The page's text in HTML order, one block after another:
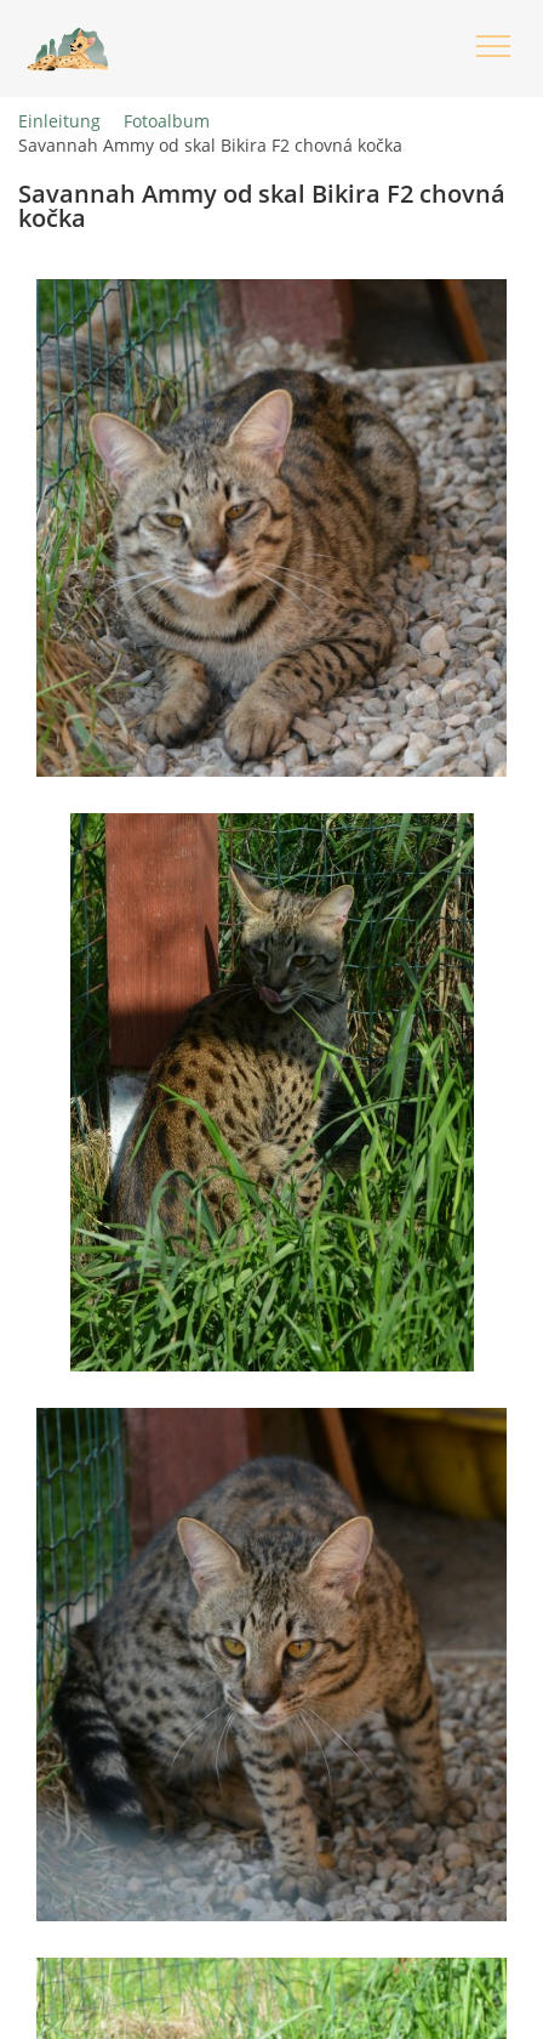
EINLEITUNG
FOTOALBUM
RENATA SEMERÁKOVÁ
Zdoňov
Teplice nad Metují
776622547,776112667
renata.ales@seznam.cz
Čeština English Deutsch
Update cookies preferences
© 2026 eStránky.cz
|RSS
Einleitung
Fotoalbum
Savannah Ammy od skal Bikira F2 chovná kočka
Savannah Ammy od skal Bikira F2 chovná
kočka